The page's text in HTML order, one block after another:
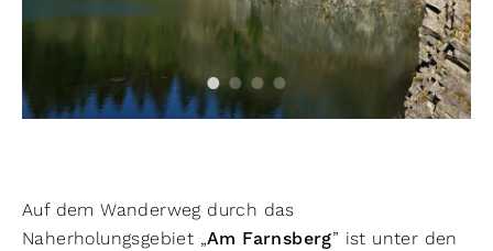
Auf dem Wanderweg durch das
Naherholungsgebiet „Am Farnsberg” ist unter den